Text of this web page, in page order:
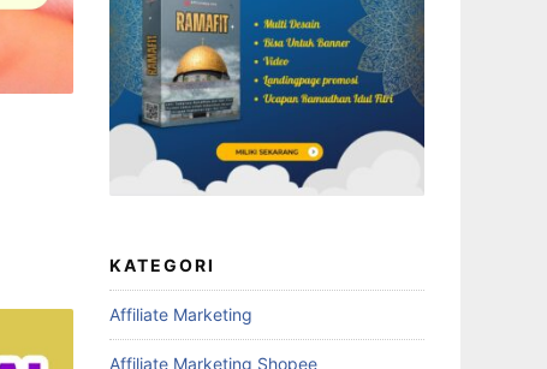
KATEGORI
Affiliate Marketing
Affiliate Marketing Shopee